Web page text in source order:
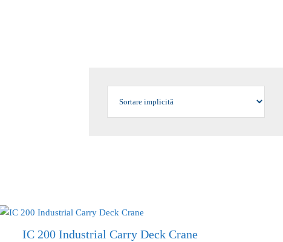
IC 200 Industrial Carry Deck Crane